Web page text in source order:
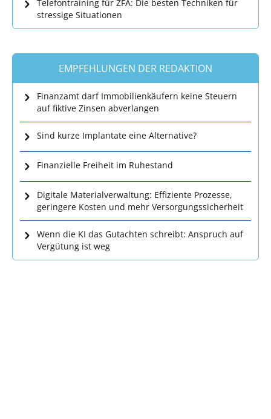
Telefontraining für ZFA: Die besten Techniken für
stressige Situationen
EMPFEHLUNGEN DER REDAKTION
Finanzamt darf Immobilienkäufern keine Steuern
auf fiktive Zinsen abverlangen
Sind kurze Implantate eine Alternative?
Finanzielle Freiheit im Ruhestand
Digitale Materialverwaltung: Effiziente Prozesse,
geringere Kosten und mehr Versorgungssicherheit
Wenn die KI das Gutachten schreibt: Anspruch auf
Vergütung ist weg